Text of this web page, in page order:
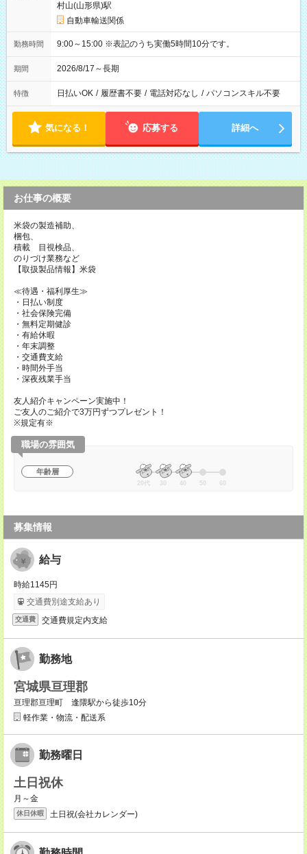
村山(山形県)駅
自動車輸送関係
勤務時間 9:00～15:00 ※表記のうち実働5時間10分です。
期間 2026/8/17～長期
特徴 日払いOK / 履歴書不要 / 電話対応なし / パソコンスキル不要
気になる！ 応募する 詳細へ
お仕事の概要
米袋の製造補助、
梱包、
積載 目視検品、
のりづけ業務など
【取扱製品情報】米袋
≪待遇・福利厚生≫
・日払い制度
・社会保険完備
・無料定期健診
・有給休暇
・年末調整
・交通費支給
・時間外手当
・深夜残業手当
友人紹介キャンペーン実施中！
ご友人のご紹介で3万円ずつプレゼント！
※規定有※
職場の雰囲気
年齢層
20代 30 40 50 60
募集情報
給与
時給1145円
交通費別途支給あり
交通費 交通費規定内支給
勤務地
宮城県亘理郡
亘理郡亘理町 逢隈駅から徒歩10分
軽作業・物流・配送系
勤務曜日
土日祝休
月～金
休日休暇 土日祝(会社カレンダー)